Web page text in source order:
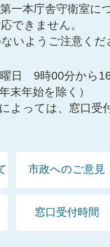
一本庁舎守衛室に
できません。
いようご注意くだ
曜日 9時00分から
末年始を除く）
よっては、窓口受
市政へのご意見
窓口受付時間